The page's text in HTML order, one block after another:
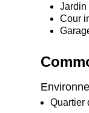
Jardin
Cour
Quartier